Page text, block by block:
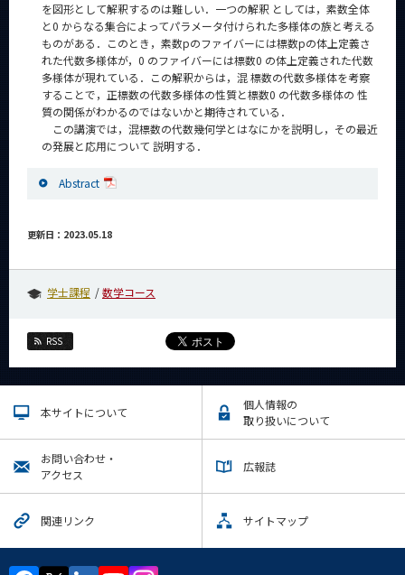
を図形として解釈するのは難しい．⼀つの解釈 としては，素数全体
と0 からなる集合によってパラメータ付けられた多様体の族と考える
ものがある．このとき，素数pのファイバーには標数pの体上定義さ
れた代数多様体が，0 のファイバーには標数0 の体上定義された代数
多様体が現れている．この解釈からは，混 標数の代数多様体を考察
することで，正標数の代数多様体の性質と標数0 の代数多様体の 性
質の関係がわかるのではないかと期待されている．
この講演では，混標数の代数幾何学とはなにかを説明し，その最近
の発展と応⽤について 説明する．
Abstract
更新日：2023.05.18
学士課程 数学コース
RSS
本サイトについて
個人情報の
取り扱いについて
お問い合わせ・
アクセス
広報誌
関連リンク サイトマップ